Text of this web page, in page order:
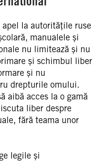
la autoritățile ruse
manualele și
nu limitează și nu
și schimbul liber
și nu
drepturile omului.
aibă acces la o gamă
liber despre
fără teama unor
legile și